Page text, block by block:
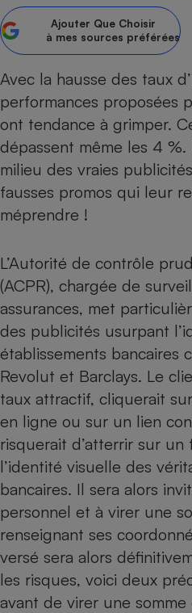
Ajouter Que Choisir
à mes sources préférées
Avec la hausse des taux
performances proposées
ont tendance à grimper.
dépassent même les 4
milieu des vraies
fausses promos qui leur
méprendre !
L’Autorité de contrôle
(ACPR), chargée de
assurances, met
des publicités usurpant
établissements bancaires
Revolut et Barclays. Le
taux attractif, cliquerait
en ligne ou sur un lien
risquerait d’atterrir sur
l’identité visuelle des
bancaires. Il sera alors
personnel et à virer une
renseignant ses
versé sera alors
les risques, voici deux
avant de virer une